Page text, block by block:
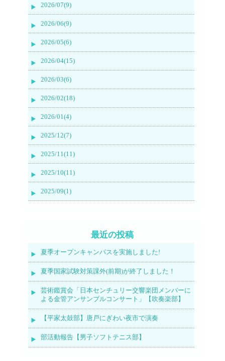
2026/07(9)
2026/06(9)
2026/05(6)
2026/04(15)
2026/03(6)
2026/02(18)
2026/01(4)
2025/12(7)
2025/11(11)
2025/10(11)
2025/09(1)
最近の投稿
夏季オープンキャンパスを実施しました!
夏季国家試験対策課外(前期)が終了しました！
芸術鑑賞会「日本センチュリー交響楽団メンバーに
よる金管アンサンブルコンサート」【吹奏楽部】
【平家太鼓部】唐戸にぎわい夜市で演奏
部活動報告【男子ソフトテニス部】